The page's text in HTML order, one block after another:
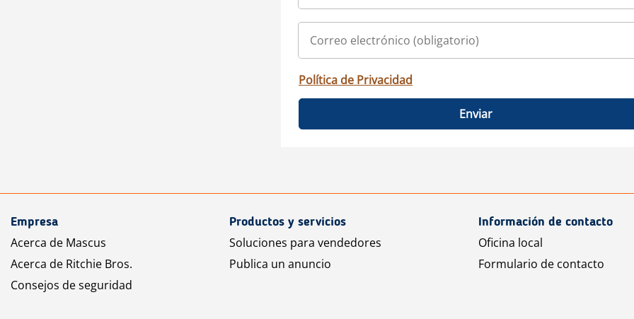
Política de Privacidad
Enviar
Empresa
Acerca de Mascus
Acerca de Ritchie Bros.
Consejos de seguridad
Productos y servicios
Soluciones para vendedores
Publica un anuncio
Información de contacto
Oficina local
Formulario de contacto